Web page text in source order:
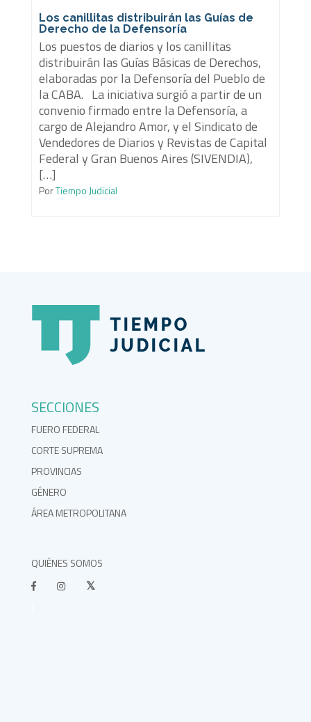
Los canillitas distribuirán las Guías de
Derecho de la Defensoría
Los puestos de diarios y los canillitas
distribuirán las Guías Básicas de Derechos,
elaboradas por la Defensoría del Pueblo de
la CABA. La iniciativa surgió a partir de un
convenio firmado entre la Defensoría, a
cargo de Alejandro Amor, y el Sindicato de
Vendedores de Diarios y Revistas de Capital
Federal y Gran Buenos Aires (SIVENDIA),
[…]
PorTiempo Judicial
SECCIONES
FUERO FEDERAL
CORTE SUPREMA
PROVINCIAS
GÉNERO
ÁREA METROPOLITANA
QUIÉNES SOMOS